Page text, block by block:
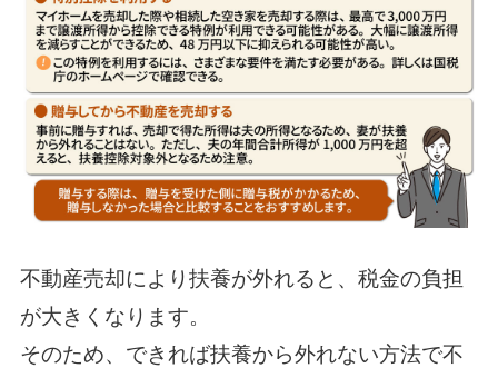
不動産売却により扶養が外れると、税金の負担
が大きくなります。
そのため、できれば扶養から外れない方法で不